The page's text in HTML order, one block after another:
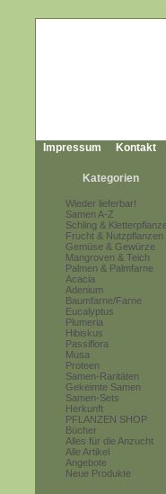
Impressum Kontakt
Kategorien
Wieder lieferbar!
Samen A-Z
Schling &
Frucht & Nutzpflanzen
Gemüse & Gewürze
Mangroven & Teich
Palmen & Palmfarne
Acacia
Adenium
Baumfarne/Farne
Eucalyptus
Plumeria
Hibiskus
Passiflora
Musa
Proteen
Samen-Raritäten
Gekeimte Samen
Samen-Sets
Herkunft
PFLANZEN SHOP
Bücher
Alles für die Anzucht
Alle Artikel
Angebote
Neue Produkte